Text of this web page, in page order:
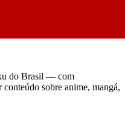
do Brasil — com
sobre anime, mangá,